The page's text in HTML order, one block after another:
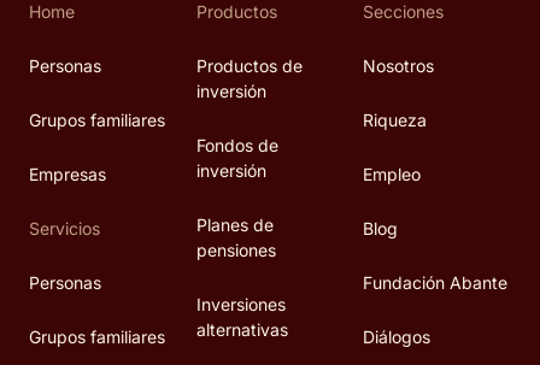
Home
Personas
Grupos familiares
Empresas
Servicios
Personas
Grupos familiares
Productos
Productos de
inversión
Fondos de
inversión
Planes de
pensiones
Inversiones
alternativas
Secciones
Nosotros
Riqueza
Empleo
Blog
Fundación Abante
Diálogos